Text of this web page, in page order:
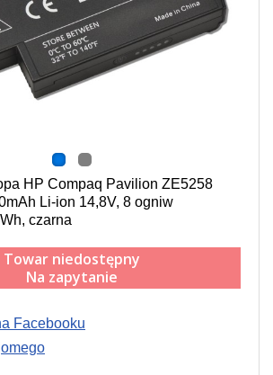
HP Compaq Pavilion ZE5258
Li-ion 14,8V, 8 ogniw
czarna
Towar niedostępny
Na zapytanie
Facebooku